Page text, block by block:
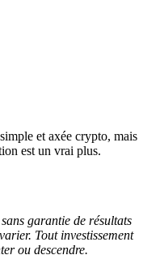
et axée crypto, mais
est un vrai plus.
garantie de résultats
Tout investissement
ou descendre.